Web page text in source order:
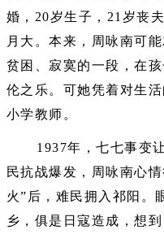
婚，20岁生子，21岁丧
月大。本来，周咏南可
贫困、寂寞的一段，在
伦之乐。可她凭着对生
小学教师。
1937年，七七事变
民抗战爆发，周咏南心
火”后，难民拥入祁阳。
乡，俱是日寇造成，想